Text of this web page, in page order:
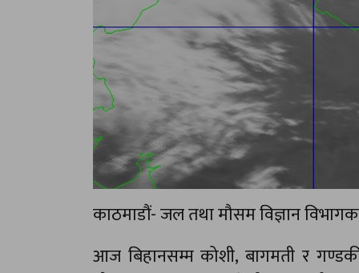
काठमाडौं- जल तथा मौसम विज्ञान
आज बिहानसम्म कोशी, बागमती र